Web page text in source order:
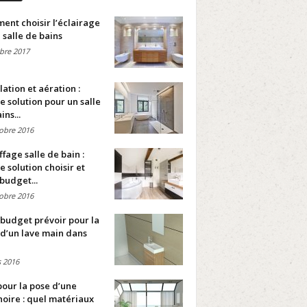
choisir l’éclairage
salle de bains
2017
et aération :
solution pour un salle
2016
salle de bain :
solution choisir et
2016
prévoir pour la
lave main dans
2016
la pose d’une
: quel matériaux